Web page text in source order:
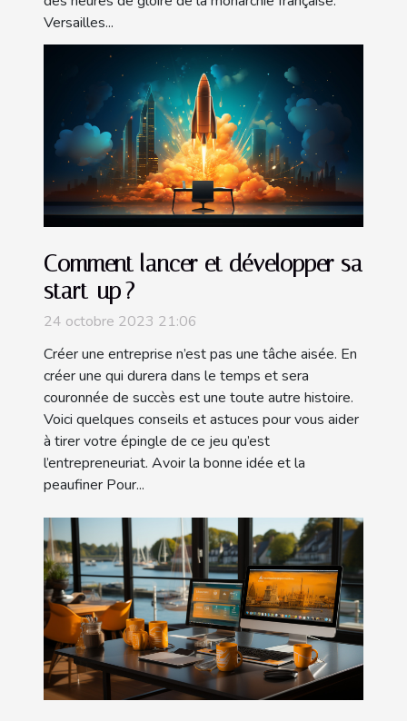
Versailles...
Comment lancer et développer sa
start-up ?
24 octobre 2023 21:06
Créer une entreprise n’est pas une tâche aisée. En
créer une qui durera dans le temps et sera
couronnée de succès est une toute autre histoire.
Voici quelques conseils et astuces pour vous aider
à tirer votre épingle de ce jeu qu’est
l’entrepreneuriat. Avoir la bonne idée et la
peaufiner Pour...